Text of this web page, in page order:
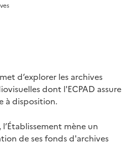
d’explorer les archives
dont l'ECPAD assure
à disposition.
mène un
de ses fonds d'archives